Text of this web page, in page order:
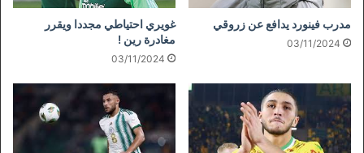
مدرب فينورد يدافع عن زروقي
03/11/2024
غويري احتياطي مجددا ويقرر
مغادرة رين !
03/11/2024